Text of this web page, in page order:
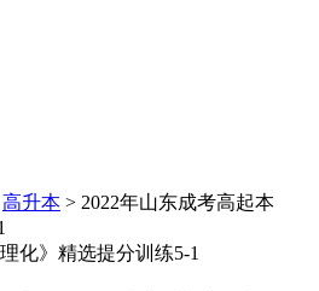
高升本 > 2022年山东成考高起本
化》精选提分训练5-1